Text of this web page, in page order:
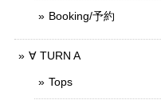
Booking/予約
∀ TURN A
Tops